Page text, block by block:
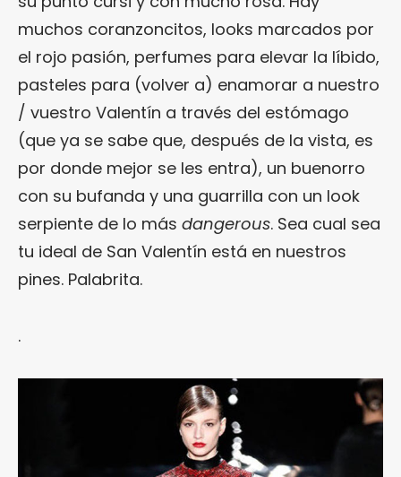
muchos coranzoncitos, looks marcados por
el rojo pasión, perfumes para elevar la líbido,
pasteles para (volver a) enamorar a nuestro
/ vuestro Valentín a través del estómago
(que ya se sabe que, después de la vista, es
por donde mejor se les entra), un buenorro
con su bufanda y una guarrilla con un look
serpiente de lo más dangerous. Sea cual sea
tu ideal de San Valentín está en nuestros
pines. Palabrita.
.